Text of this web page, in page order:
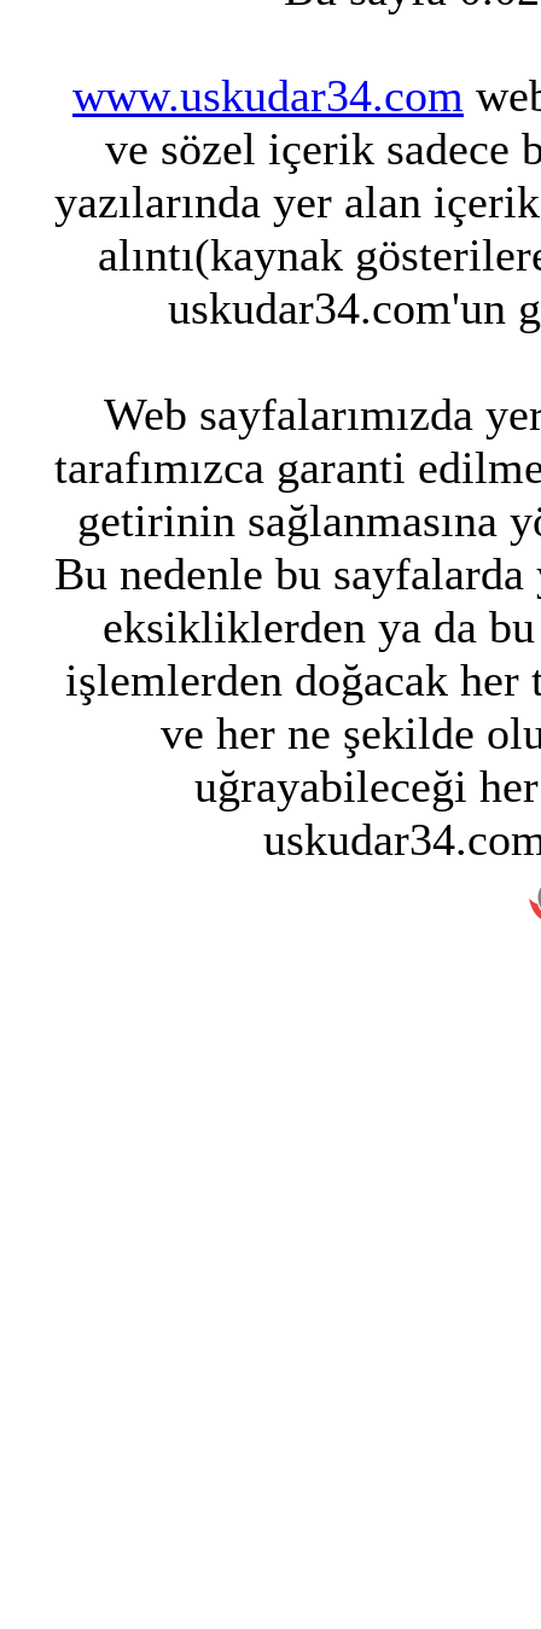
www.uskudar34.com
ve sözel içerik sadece
yazılarında yer alan
alıntı(kaynak
uskudar34.com'un
Web sayfalarımızda
tarafımızca garanti
getirinin sağlanmasına
Bu nedenle bu
eksikliklerden ya da
işlemlerden doğacak
ve her ne şekilde
uğrayabileceği